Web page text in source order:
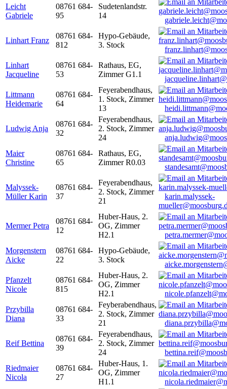
Leicht
Gabriele
08761 684-
95
Sudetenlandstr.
14
Linhart Franz
08761 684-
812
Hypo-Gebäude,
3. Stock
Linhart
Jacqueline
08761 684-
53
Rathaus, EG,
Zimmer G1.1
Littmann
Heidemarie
08761 684-
64
Feyerabendhaus,
1. Stock, Zimmer
13
Ludwig Anja
08761 684-
32
Feyerabendhaus,
2. Stock, Zimmer
24
Maier
Christine
08761 684-
65
Rathaus, EG,
Zimmer R0.03
Malyssek-
Müller Karin
08761 684-
37
Feyerabendhaus,
2. Stock, Zimmer
21
karin.malyssek-
Mermer Petra
08761 684-
12
Huber-Haus, 2.
OG, Zimmer
H2.1
Morgenstern
Aicke
08761 684-
22
Hypo-Gebäude,
3. Stock
Pfanzelt
Nicole
08761 684-
815
Huber-Haus, 2.
OG, Zimmer
H2.1
Przybilla
Diana
08761 684-
33
Feyberabendhaus,
2. Stock, Zimmer
21
Reif Bettina
08761 684-
39
Feyerabendhaus,
2. Stock, Zimmer
24
Riedmaier
Nicola
08761 684-
27
Huber-Haus, 1.
OG, Zimmer
H1.1